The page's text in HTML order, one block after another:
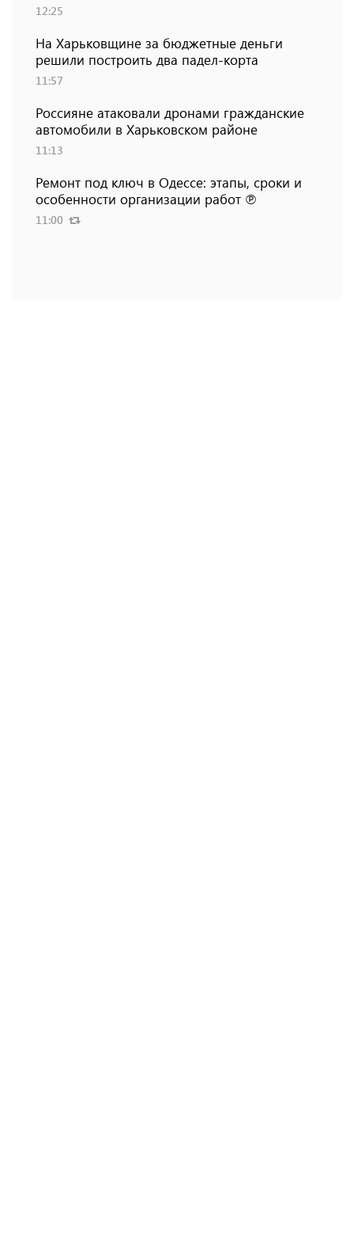
12:25
На Харьковщине за бюджетные деньги
решили построить два падел-корта
11:57
Россияне атаковали дронами гражданские
автомобили в Харьковском районе
11:13
Ремонт под ключ в Одессе: этапы, сроки и
особенности организации работ ℗
11:00